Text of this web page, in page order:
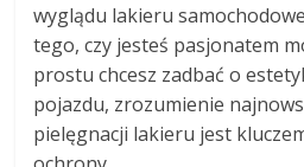
wyglądu lakieru
tego, czy jesteś pasjonatem
prostu chcesz zadbać o
pojazdu, zrozumienie
pielęgnacji lakieru jest